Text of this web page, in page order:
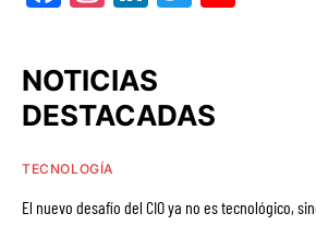
NOTICIAS
DESTACADAS
TECNOLOGÍA
El nuevo desafío del CIO ya no es tecnológico,